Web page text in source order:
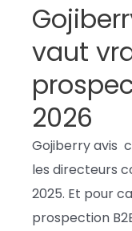
vaut
2026
Gojiberry avis
les directeurs
2025. Et pour
prospection